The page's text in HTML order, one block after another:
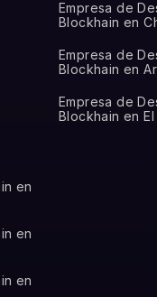
Empresa de
Blockhain en
Empresa de
Blockhain en
Empresa de
Blockhain en
en
en
en